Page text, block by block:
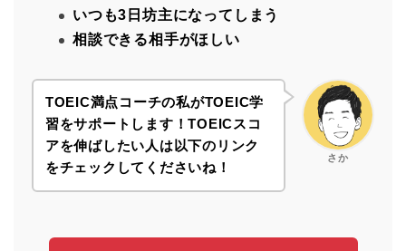
いつも3日坊主になってしまう
相談できる相手がほしい
さか
TOEIC満点コーチの私がTOEIC学
習をサポートします！TOEICスコ
アを伸ばしたい人は以下のリンク
をチェックしてくださいね！